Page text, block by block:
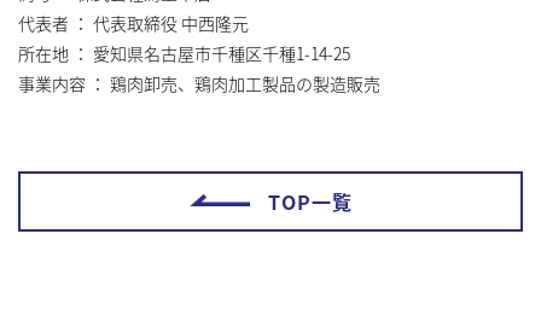
代表者 ： 代表取締役 中西隆元
所在地 ： 愛知県名古屋市千種区千種1-14-25
事業内容 ： 鶏肉卸売、鶏肉加工製品の製造販売
TOP一覧